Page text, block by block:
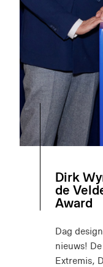
Dirk
de
Award
Dag
nieuws!
Extremis,